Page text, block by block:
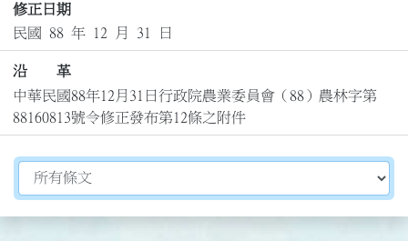
修正日期
民國 88 年 12 月 31 日
沿 革
中華民國88年12月31日行政院農業委員會（88）農林字第
88160813號令修正發布第12條之附件
切換選擇法規資訊內容